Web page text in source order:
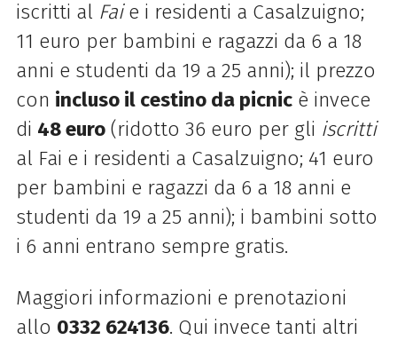
iscritti al Faie i residenti a Casalzuigno;
11 euro per bambini e ragazzi da 6 a 18
anni e studenti da 19 a 25 anni); il prezzo
con incluso il cestino da picnicè invece
di 48 euro(ridotto 36 euro per gli iscritti
al Fai e i residenti a Casalzuigno; 41 euro
per bambini e ragazzi da 6 a 18 anni e
studenti da 19 a 25 anni); i bambini sotto
i 6 anni entrano sempre gratis.
Maggiori informazioni e prenotazioni
allo 0332 624136. Qui invece tanti altri